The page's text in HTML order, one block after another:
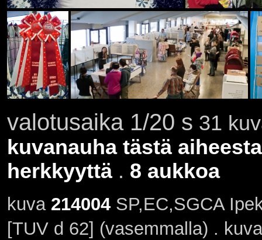
valotusaika 1/20 s 31
kuvanauha tästä aiheesta
herkkyyttä. 8 aukkoa
kuva 214004SP,EC,SGCA
[TUV d 62] (vasemmalla) .